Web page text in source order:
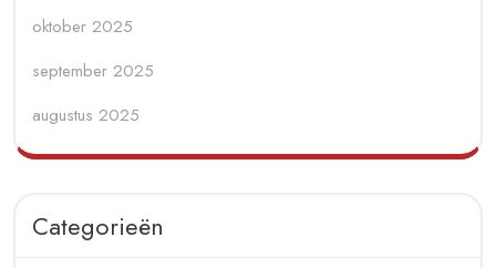
oktober 2025
september 2025
augustus 2025
Categorieën